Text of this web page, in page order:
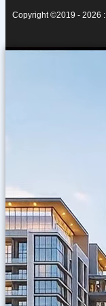
Copyright ©2019 - 2026